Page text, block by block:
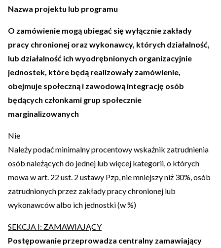
Nazwa projektu lub programu
O zamówienie mogą ubiegać się wyłącznie zakłady
pracy chronionej oraz wykonawcy, których działalność,
lub działalność ich wyodrębnionych organizacyjnie
jednostek, które będą realizowały zamówienie,
obejmuje społeczną i zawodową integrację osób
będących członkami grup społecznie
marginalizowanych
Nie
Należy podać minimalny procentowy wskaźnik zatrudnienia
osób należących do jednej lub więcej kategorii, o których
mowa w art. 22 ust. 2 ustawy Pzp, nie mniejszy niż 30%, osób
zatrudnionych przez zakłady pracy chronionej lub
wykonawców albo ich jednostki (w %)
SEKCJA I: ZAMAWIAJĄCY
Postępowanie przeprowadza centralny zamawiający